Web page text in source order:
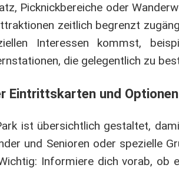
Picknickbereiche oder
zeitlich begrenzt
Interessen kommst,
die gelegentlich zu
Eintrittskarten und Optionen
ist übersichtlich gestaltet,
und Senioren oder spezielle
Informiere dich vorab, ob